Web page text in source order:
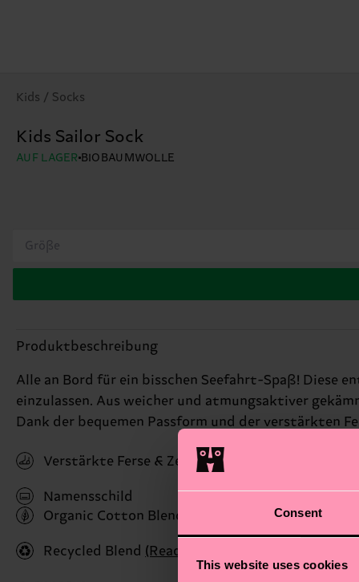
Consent
This website uses cookies
Kids / Socks
Kids Sailor Sock
AUF LAGER BIOBAUMWOLLE
Größe
Produktbeschreibung
Alle an Bord für ein bisschen Seefahrt-Spaß! Diese
einzulassen. Aus weicher und atmungsaktiver
Dank der bequemen Passform und der verstärkten
Verstärkte Ferse & Zehen
Namensschild
Organic Cotton Blend
(Read more here)
Recycled Blend (Read more here)